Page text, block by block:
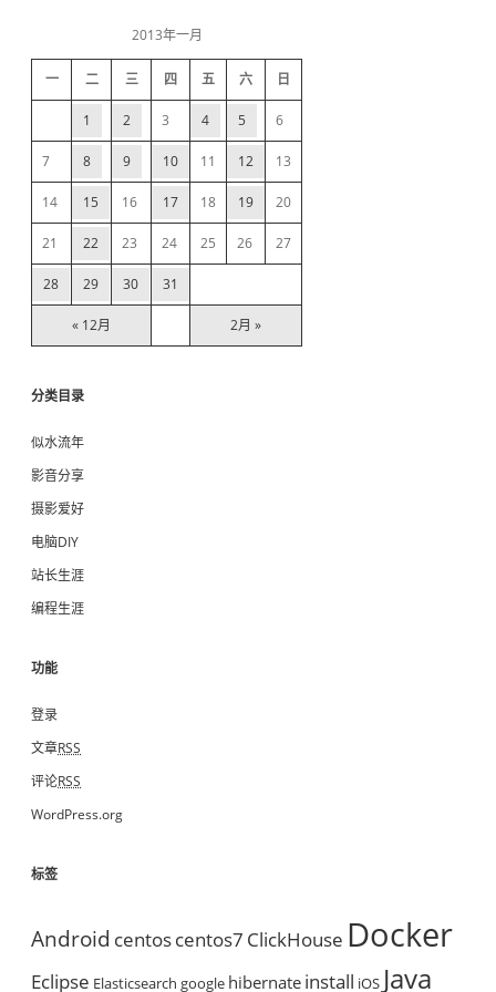
d
b
a
r
2013年一月
一 二 三 四 五 六 日
« 12月 2月 »
1 2 3 4 5 6
7 8 9 10 11 12 13
14 15 16 17 18 19 20
21 22 23 24 25 26 27
28 29 30 31
分类目录
似水流年
影音分享
摄影爱好
电脑DIY
站长生涯
编程生涯
功能
登录
文章RSS
评论RSS
WordPress.org
标签
Android centoscentos7 ClickHouse Docker
Eclipse Elasticsearch google hibernate install iOS Java